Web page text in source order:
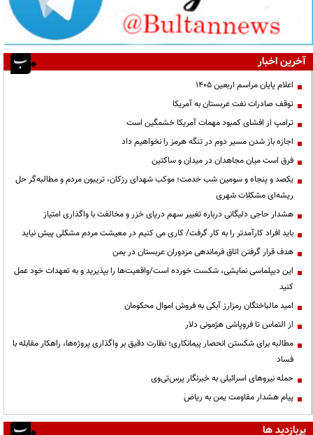
آخرین اخبار
اعلام پایان مراسم اربعین ۱۴۰۵
توقف صادرات نفت عربستان به آمریکا
ترامپ از افشای کمبود مهمات آمریکا خشمگین است
اجازه باز شدن مسیر دوم در تنگه هرمز را نخواهیم داد
فرق است میان مجاهدان در میدان و ساکتین
یکصد و پنجاه و سومین شب خدمت؛ موکب شهدای رزکان، تریبون مردم و مطالبه‌گر حل
ریشه‌ای مشکلات شهری
هشدار حاجی دلیگانی درباره تغییر سهم دریای خزر و مخالفت با واگذاری امتیاز
باید افراد کارآمدتر را به کار گرفت/ کاری می کنیم در معیشت مردم مشکلی پیش نیاید
هدف قرار گرفتن اتاق‌ فرماندهی مزدوران عربستان در یمن
این دیپلماسی نمایشی، شکست خورده است/واقعیت‌ها را بپذیرید و به تعهدات خود عمل
کنید
امید مالباختگان رمزارز آبکی به فروش اموال محکومان
از التماس تا فروپاشی هژمونی دلار
مطالبه برای شکستن انحصار پیمانکاری؛ نظارت دقیق بر واگذاری پروژه‌ها، راهکار مقابله با
فساد
حمله نیروهای اسرائیلی به خبرنگار پرس‌تی‌وی
پیام هشدار مقاومت یمن به ریاض
پربازدید ها